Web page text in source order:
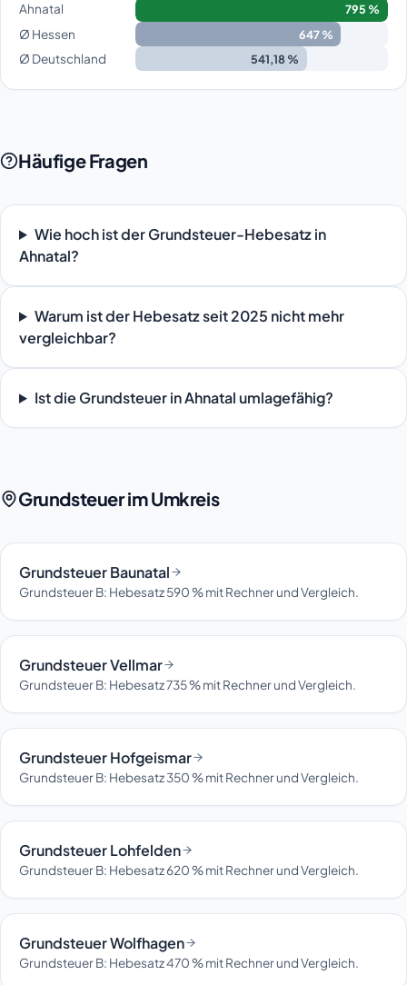
Ahnatal 795 %
Ø Hessen 647 %
Ø Deutschland 541,18 %
Häufige Fragen
Wie hoch ist der Grundsteuer-Hebesatz in
Ahnatal?
Warum ist der Hebesatz seit 2025 nicht mehr
vergleichbar?
Ist die Grundsteuer in Ahnatal umlagefähig?
Grundsteuer im Umkreis
Grundsteuer Baunatal
Grundsteuer B: Hebesatz 590 % mit Rechner und Vergleich.
Grundsteuer Vellmar
Grundsteuer B: Hebesatz 735 % mit Rechner und Vergleich.
Grundsteuer Hofgeismar
Grundsteuer B: Hebesatz 350 % mit Rechner und Vergleich.
Grundsteuer Lohfelden
Grundsteuer B: Hebesatz 620 % mit Rechner und Vergleich.
Grundsteuer Wolfhagen
Grundsteuer B: Hebesatz 470 % mit Rechner und Vergleich.